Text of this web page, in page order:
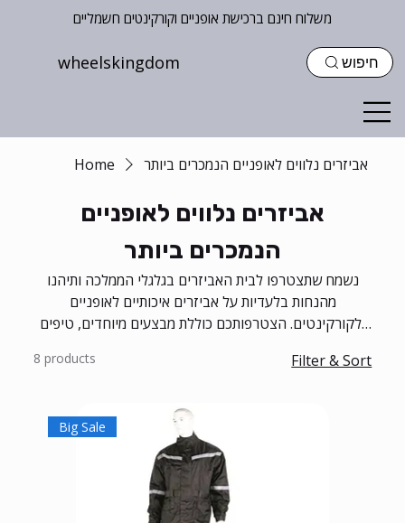
משלוח חינם ברכישת אופניים וקורקינטים חשמליים
חיפוש wheelskingdom
Home אביזרים נלווים לאופניים הנמכרים ביותר
אביזרים נלווים לאופניים
הנמכרים ביותר
נשמח שתצטרפו לבית האביזרים בגלגלי הממלכה ותיהנו
מהנחות בלעדיות על אביזרים איכותיים לאופניים
ולקורקינטים. הצטרפותכם כוללת מבצעים מיוחדים, טיפים
8 products Filter & Sort
Big Sale